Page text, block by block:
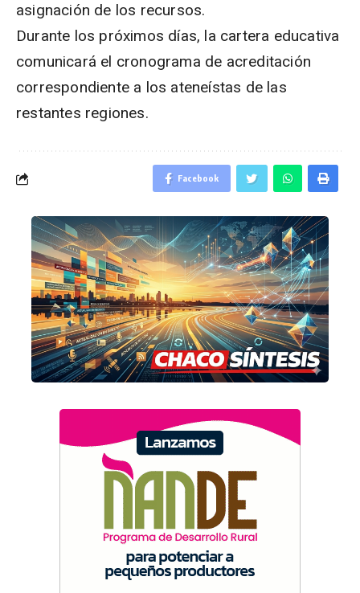
asignación de los recursos.
Durante los próximos días, la cartera educativa
comunicará el cronograma de acreditación
correspondiente a los ateneístas de las
restantes regiones.
Facebook